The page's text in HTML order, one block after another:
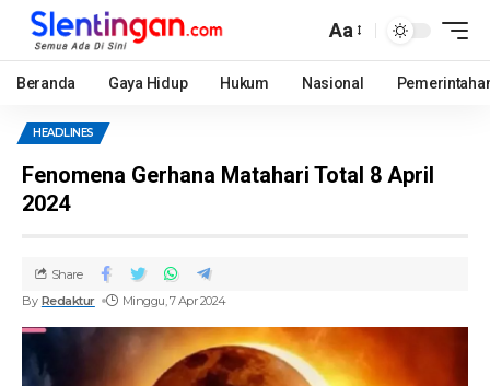
Aa
Beranda Gaya Hidup Hukum Nasional
HEADLINES
Fenomena Gerhana Matahari Total 8 April
2024
By Redaktur Minggu, 7 Apr 2024
Share